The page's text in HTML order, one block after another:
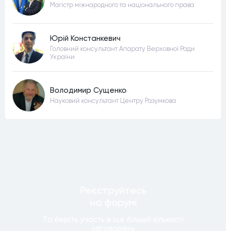
Магістр міжнародного та національного права
Юрій Констанкевич
Головний консультант Апарату Верховної Ради
України
Володимир Сущенко
Науковий консультант Центру Разумкова